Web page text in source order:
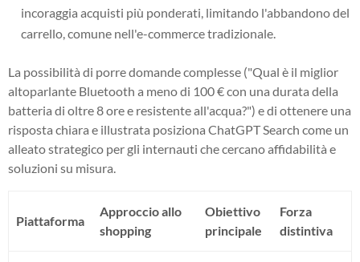
incoraggia acquisti più ponderati, limitando l'abbandono del
carrello, comune nell'e-commerce tradizionale.
La possibilità di porre domande complesse ("Qual è il miglior
altoparlante Bluetooth a meno di 100 € con una durata della
batteria di oltre 8 ore e resistente all'acqua?") e di ottenere una
risposta chiara e illustrata posiziona ChatGPT Search come un
alleato strategico per gli internauti che cercano affidabilità e
soluzioni su misura.
Piattaforma
Approccio allo
shopping
Obiettivo
principale
Forza
distintiva